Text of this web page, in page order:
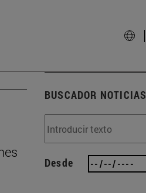
BUSCADOR NOTICIAS
Desde